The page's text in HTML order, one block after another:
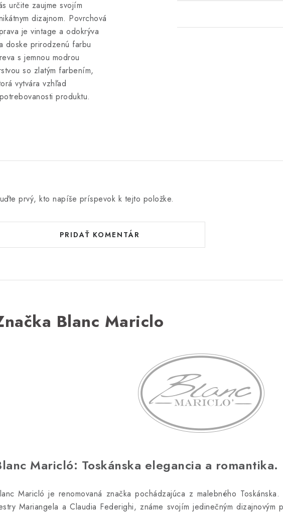
určite zaujme svojím
dizajnom. Povrchová
je vintage a odokrýva
doske prirodzenú farbu
s jemnou modrou
so zlatým farbením,
vytvára vzhľad
produktu.
prvý, kto napíše príspevok k tejto položke.
PRIDAŤ KOMENTÁR
Blanc Mariclo
Maricló: Toskánska elegancia a romantika.
Maricló je renomovaná značka pochádzajúca z malebného
Mariangela a Claudia Federighi, známe svojím jedinečným dizajnovým